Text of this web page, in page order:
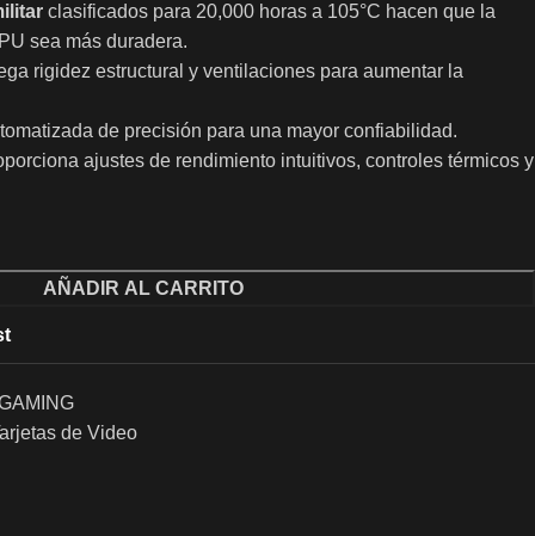
clasificados para 20,000 horas a 105°C hacen que la
sea más duradera.
rigidez estructural y ventilaciones para aumentar la
de precisión para una mayor confiabilidad.
ajustes de rendimiento intuitivos, controles térmicos y
AÑADIR AL CARRITO
de Video